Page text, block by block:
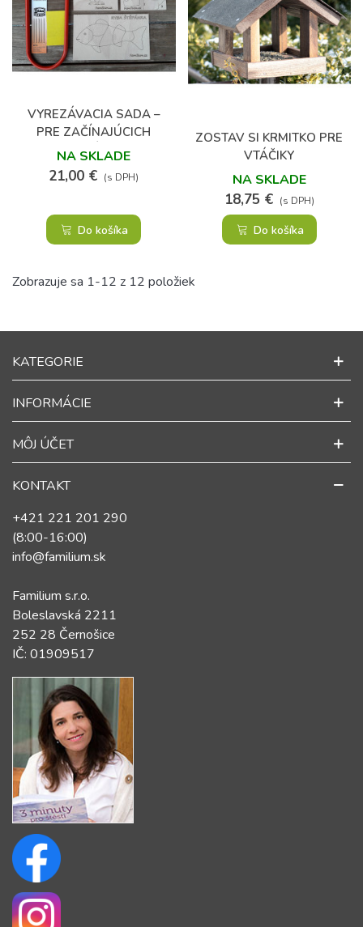
VYREZÁVACIA SADA –
PRE ZAČÍNAJÚCICH
REZBÁROV
NA SKLADE
21,00 € (s DPH)
Do košíka
ZOSTAV SI KRMITKO PRE
VTÁČIKY
NA SKLADE
18,75 € (s DPH)
Do košíka
Zobrazuje sa 1-12 z 12 položiek
KATEGORIE
INFORMÁCIE
MÔJ ÚČET
KONTAKT
+421 221 201 290
(8:00-16:00)
info@familium.sk
Familium s.r.o.
Boleslavská 2211
252 28 Černošice
IČ: 01909517